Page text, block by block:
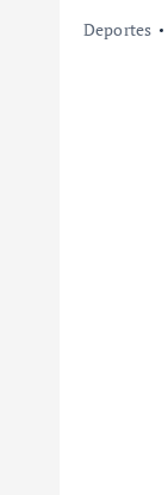
Deportes